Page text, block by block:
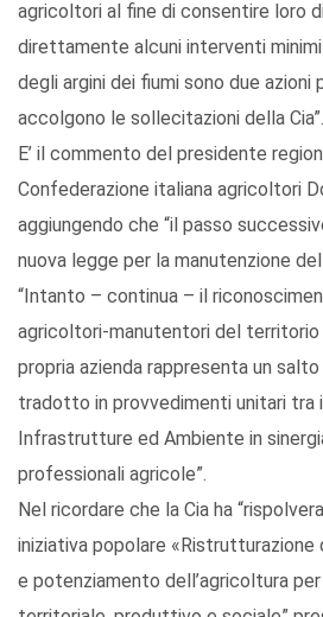
agricoltori al fine di consentire loro
direttamente alcuni interventi
degli argini dei fiumi sono due
accolgono le sollecitazioni della Cia”.
E’ il commento del presidente
Confederazione italiana agricoltori
aggiungendo che “il passo
nuova legge per la manutenzione
“Intanto – continua – il
agricoltori-manutentori del territorio
propria azienda rappresenta un
tradotto in provvedimenti unitari tra
Infrastrutture ed Ambiente in
professionali agricole”.
Nel ricordare che la Cia ha
iniziativa popolare
e potenziamento dell’agricoltura